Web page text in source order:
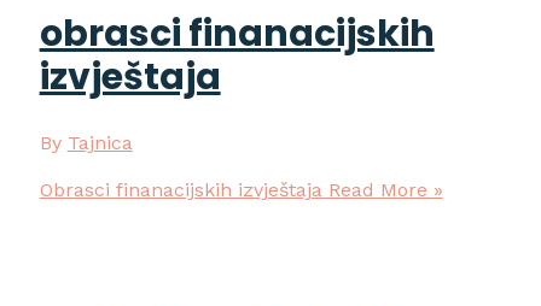
obrasci finanacijskih
izvještaja
By Tajnica
Obrasci finanacijskih izvještaja Read More »